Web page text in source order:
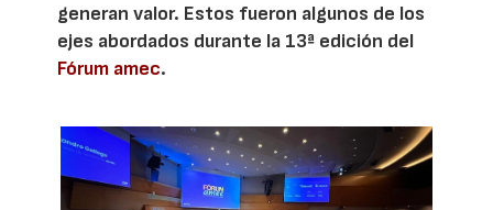
generan valor. Estos fueron algunos de los
ejes abordados durante la 13ª edición del
Fórum amec.